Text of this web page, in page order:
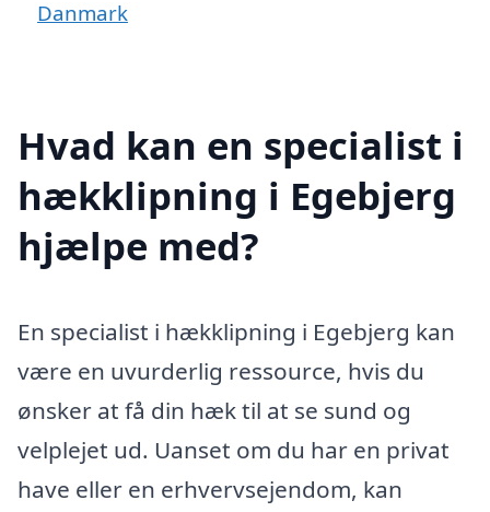
Danmark
Hvad kan en specialist i
hækklipning i Egebjerg
hjælpe med?
En specialist i hækklipning i Egebjerg kan
være en uvurderlig ressource, hvis du
ønsker at få din hæk til at se sund og
velplejet ud. Uanset om du har en privat
have eller en erhvervsejendom, kan